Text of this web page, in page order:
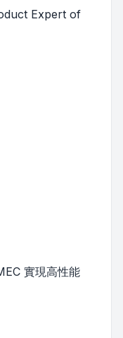
Expert of
實現高性能